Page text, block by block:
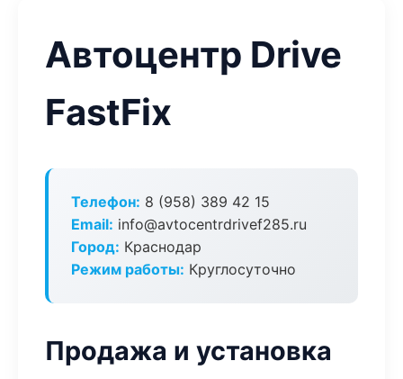
Автоцентр Drive
FastFix
Телефон: 8 (958) 389 42 15
Email: info@avtocentrdrivef285.ru
Город: Краснодар
Режим работы: Круглосуточно
Продажа и установка